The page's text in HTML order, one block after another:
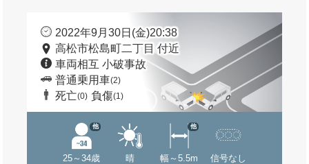
2022年9月30日(金)20:38
高松市松島町二丁目 付近
車両相互 小破事故
普通乗用車(2)
死亡(0) 負傷(1)
25～34歳
他
晴 幅～5.5m
他
信号なし